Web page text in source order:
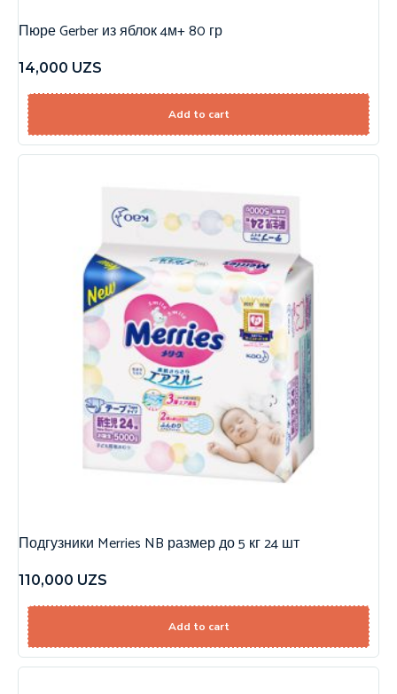
Пюре Gerber из яблок 4м+ 80 гр
14,000 UZS
Add to cart
Подгузники Merries NB размер до 5 кг 24 шт
110,000 UZS
Add to cart